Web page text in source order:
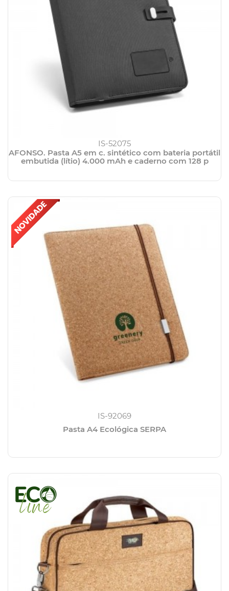
IS-52075
AFONSO. Pasta A5 em c. sintético com bateria portátil
embutida (lítio) 4.000 mAh e caderno com 128 p
IS-92069
Pasta A4 Ecológica SERPA